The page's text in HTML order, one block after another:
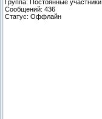
Группа: Постоянные участники
Сообщений: 436
Статус: Оффлайн